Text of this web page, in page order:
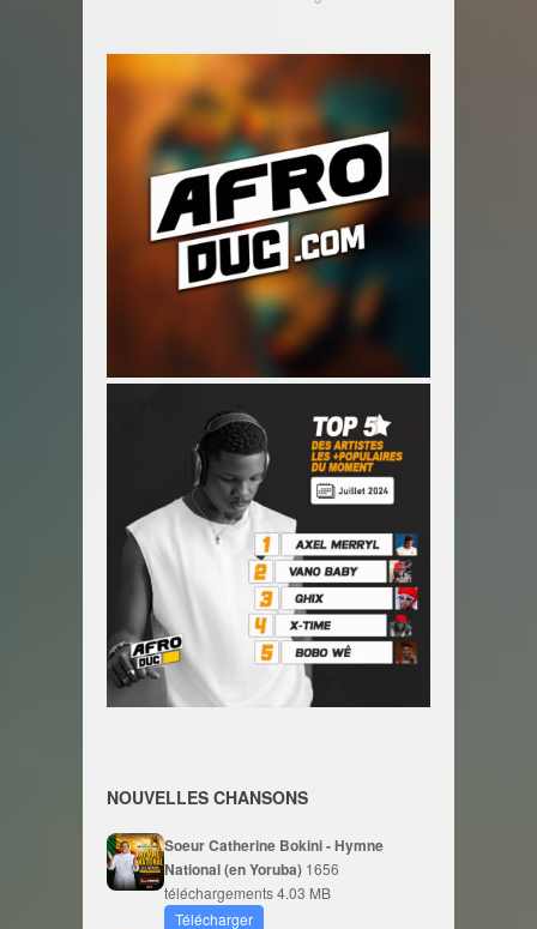
NOUVELLES CHANSONS
Soeur Catherine Bokini - Hymne
National (en Yoruba) 1656
téléchargements4.03 MB
Télécharger